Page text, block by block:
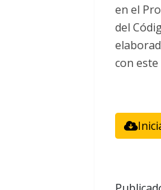
en el
del
con